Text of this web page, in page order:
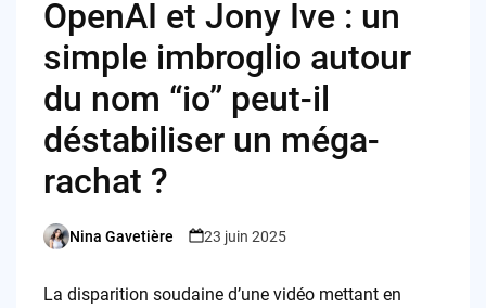
OpenAI et Jony Ive : un
simple imbroglio autour
du nom “io” peut-il
déstabiliser un méga-
rachat ?
Posted
Nina Gavetière 23 juin 2025
La disparition soudaine d’une vidéo mettant en